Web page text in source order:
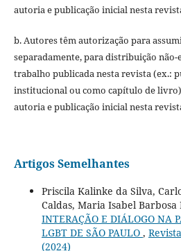
autoria e publicação inicial nesta
b. Autores têm autorização para
separadamente, para distribuição
trabalho publicada nesta revista (ex.:
institucional ou como capítulo de
autoria e publicação inicial nesta
Artigos Semelhantes
Priscila Kalinke da Silva,
Caldas, Maria Isabel Barbosa
INTERAÇÃO E DIÁLOGO NA
LGBT DE SÃO PAULO ,
(2024)